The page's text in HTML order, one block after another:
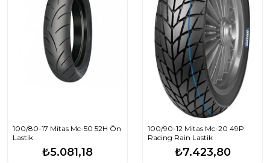
100/80-17 Mitas Mc-50 52H Ön
Lastik
₺5.081,18
100/90-12 Mitas Mc-20 49P
Racing Rain Lastik
₺7.423,80